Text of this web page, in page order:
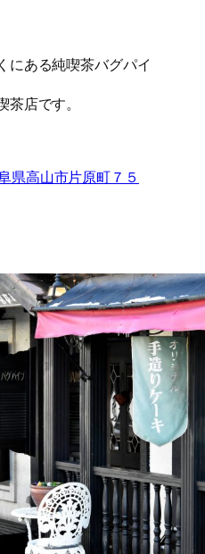
にある純喫茶バグパイ
店です。
県高山市片原町７５